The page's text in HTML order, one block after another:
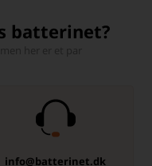
batterinet?
info@batterinet.dk